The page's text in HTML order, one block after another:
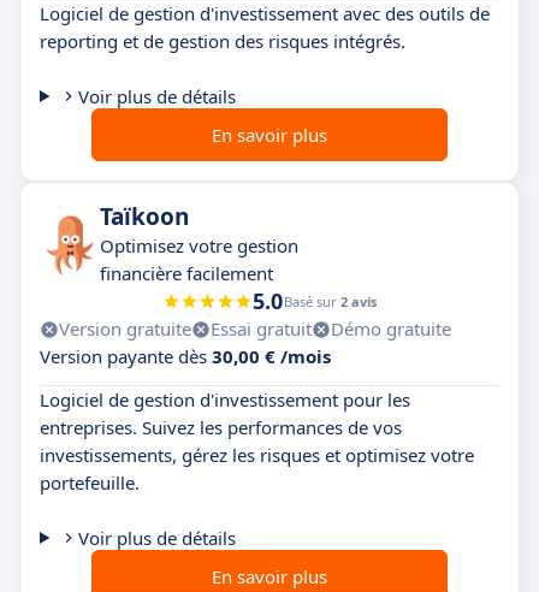
Logiciel de gestion d'investissement avec des outils de
reporting et de gestion des risques intégrés.
Voir plus de détails
En savoir plus
Taïkoon
Optimisez votre gestion
financière facilement
5.0Basé sur 2 avis
Version gratuite Essai gratuit
Démo gratuite
Version payante dès 30,00 € /mois
Logiciel de gestion d'investissement pour les
entreprises. Suivez les performances de vos
investissements, gérez les risques et optimisez votre
portefeuille.
Voir plus de détails
En savoir plus